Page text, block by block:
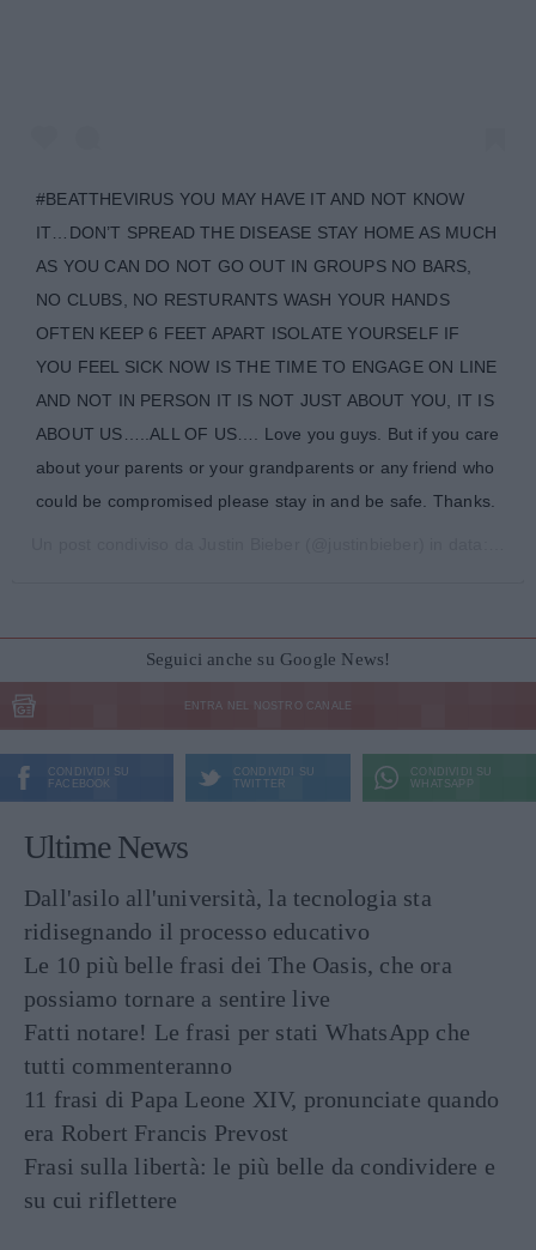
#BEATTHEVIRUS YOU MAY HAVE IT AND NOT KNOW
IT…DON’T SPREAD THE DISEASE STAY HOME AS MUCH
AS YOU CAN DO NOT GO OUT IN GROUPS NO BARS,
NO CLUBS, NO RESTURANTS WASH YOUR HANDS
OFTEN KEEP 6 FEET APART ISOLATE YOURSELF IF
YOU FEEL SICK NOW IS THE TIME TO ENGAGE ON LINE
AND NOT IN PERSON IT IS NOT JUST ABOUT YOU, IT IS
ABOUT US…..ALL OF US…. Love you guys. But if you care
about your parents or your grandparents or any friend who
could be compromised please stay in and be safe. Thanks.
Seguici anche su Google News!
ENTRA NEL NOSTRO CANALE
CONDIVIDI SU
FACEBOOK
CONDIVIDI SU
TWITTER
CONDIVIDI SU
WHATSAPP
Ultime News
Dall'asilo all'università, la tecnologia sta
ridisegnando il processo educativo
Le 10 più belle frasi dei The Oasis, che ora
possiamo tornare a sentire live
Fatti notare! Le frasi per stati WhatsApp che
tutti commenteranno
11 frasi di Papa Leone XIV, pronunciate quando
era Robert Francis Prevost
Frasi sulla libertà: le più belle da condividere e
su cui riflettere